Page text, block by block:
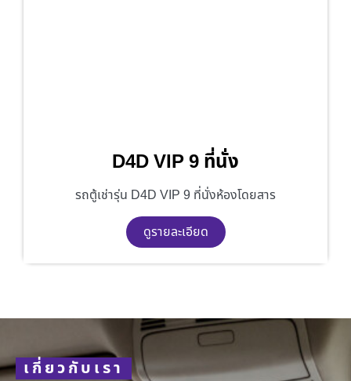
D4D VIP 9 ที่นั่ง
รถตู้เช่ารุ่น D4D VIP 9 ที่นั่งห้องโดยสาร
ดูรายละเอียด
เกี่ยวกับเรา